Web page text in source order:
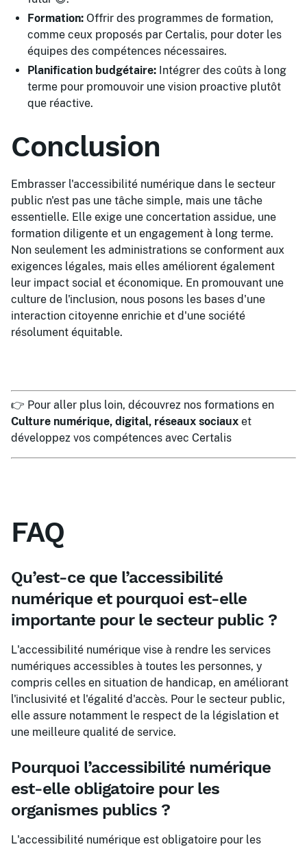
Formation: Offrir des programmes de formation,
comme ceux proposés par Certalis, pour doter les
équipes des compétences nécessaires.
Planification budgétaire: Intégrer des coûts à long
terme pour promouvoir une vision proactive plutôt
que réactive.
Conclusion
Embrasser l'accessibilité numérique dans le secteur
public n'est pas une tâche simple, mais une tâche
essentielle. Elle exige une concertation assidue, une
formation diligente et un engagement à long terme.
Non seulement les administrations se conforment aux
exigences légales, mais elles améliorent également
leur impact social et économique. En promouvant une
culture de l'inclusion, nous posons les bases d'une
interaction citoyenne enrichie et d'une société
résolument équitable.
👉 Pour aller plus loin, découvrez nos formations en
Culture numérique, digital, réseaux sociaux et
développez vos compétences avec Certalis
FAQ
Qu’est-ce que l’accessibilité
numérique et pourquoi est-elle
importante pour le secteur public ?
L'accessibilité numérique vise à rendre les services
numériques accessibles à toutes les personnes, y
compris celles en situation de handicap, en améliorant
l'inclusivité et l'égalité d'accès. Pour le secteur public,
elle assure notamment le respect de la législation et
une meilleure qualité de service.
Pourquoi l’accessibilité numérique
est-elle obligatoire pour les
organismes publics ?
L'accessibilité numérique est obligatoire pour les